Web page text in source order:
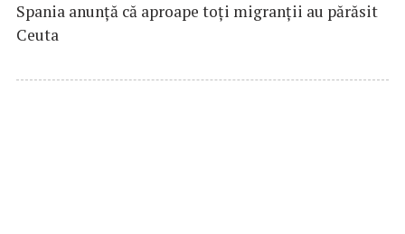
Spania anunţă că aproape toţi migranţii au părăsit
Ceuta